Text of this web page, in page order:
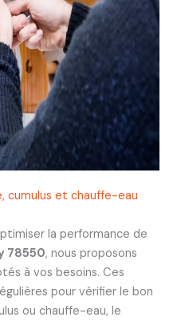
cumulus et chauffe-eau
la performance de
78550, nous proposons
à vos besoins. Ces
pour vérifier le bon
ou chauffe-eau, le